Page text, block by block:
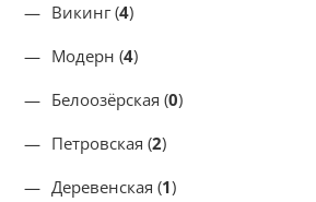
Викинг (4)
Модерн (4)
Белоозёрская (0)
Петровская (2)
Деревенская (1)